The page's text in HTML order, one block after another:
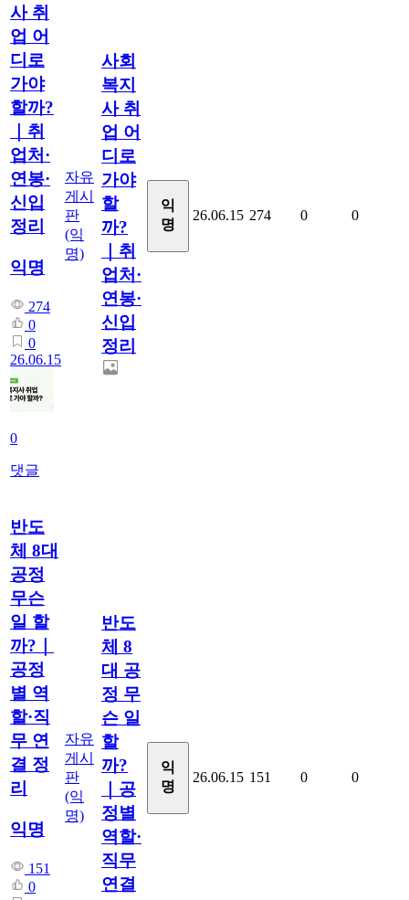
사 취
업 어
디로
가야
할까?
｜취
업처·
연봉·
신입
정리
익명
274
0
0
26.06.15
0
댓글
자유
게시
판
(익
명)
사회
복지
사 취
업 어
디로
가야
할
까?
｜취
업처·
연봉·
신입
정리
익
명
26.06.15 274 0 0
반도
체 8대
공정
무슨
일 할
까?｜
공정
별 역
할·직
무 연
결 정
리
익명
151
0
자유
게시
판
(익
명)
반도
체 8
대 공
정 무
슨 일
할
까?
｜공
정별
역할·
직무
연결
익
명
26.06.15 151 0 0